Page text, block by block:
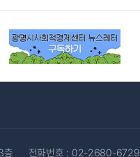
층 전화번호 : 02-2680-6729